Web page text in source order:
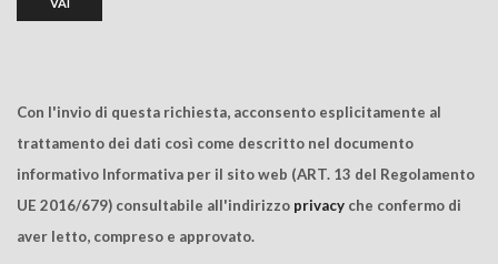
Con l'invio di questa richiesta, acconsento esplicitamente al
trattamento dei dati così come descritto nel documento
informativo Informativa per il sito web (ART. 13 del Regolamento
UE 2016/679) consultabile all'indirizzo privacy che confermo di
aver letto, compreso e approvato.